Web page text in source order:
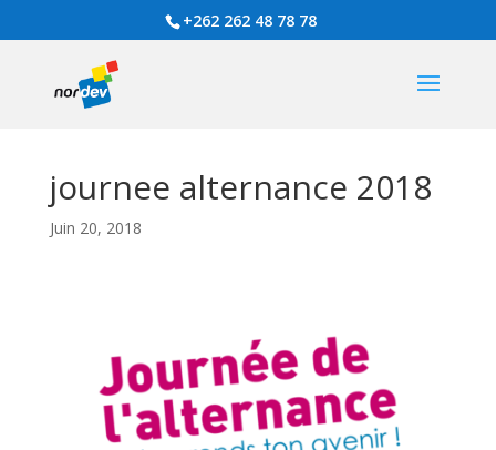
+262 262 48 78 78
journee alternance 2018
Juin 20, 2018